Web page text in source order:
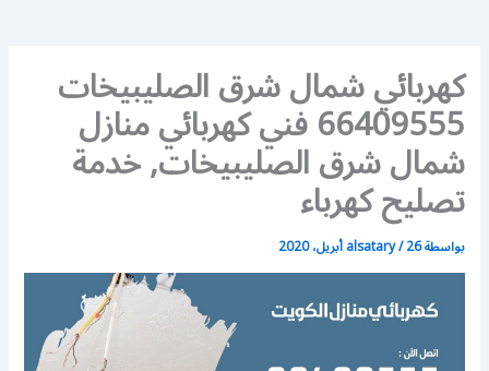
كهربائي شمال شرق الصليبيخات
66409555 فني كهربائي منازل
شمال شرق الصليبيخات, خدمة
تصليح كهرباء
بواسطة alsatary/26 أبريل، 2020